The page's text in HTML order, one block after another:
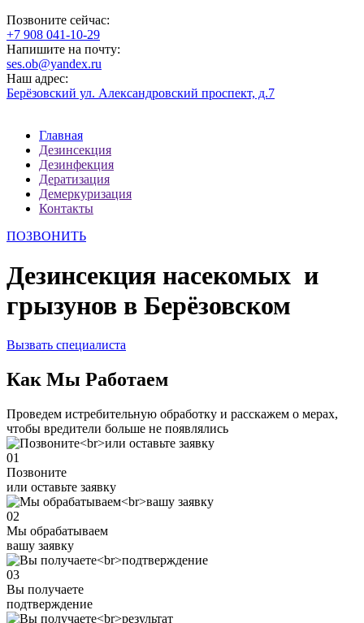
Позвоните сейчас:
‪+7 908 041-10-29
Напишите на почту:
ses.ob@yandex.ru
Наш адрес:
Берёзовский ул. Александровский проспект, д.7
Главная
Дезинсекция
Дезинфекция
Дератизация
Демеркуризация
Контакты
ПОЗВОНИТЬ
Дезинсекция насекомых и
грызунов в Берёзовском
Вызвать специалиста
Как Мы Работаем
Проведем истребительную обработку и расскажем о мерах,
чтобы вредители больше не появлялись
01
Позвоните
или оставьте заявку
02
Мы обрабатываем
вашу заявку
03
Вы получаете
подтверждение